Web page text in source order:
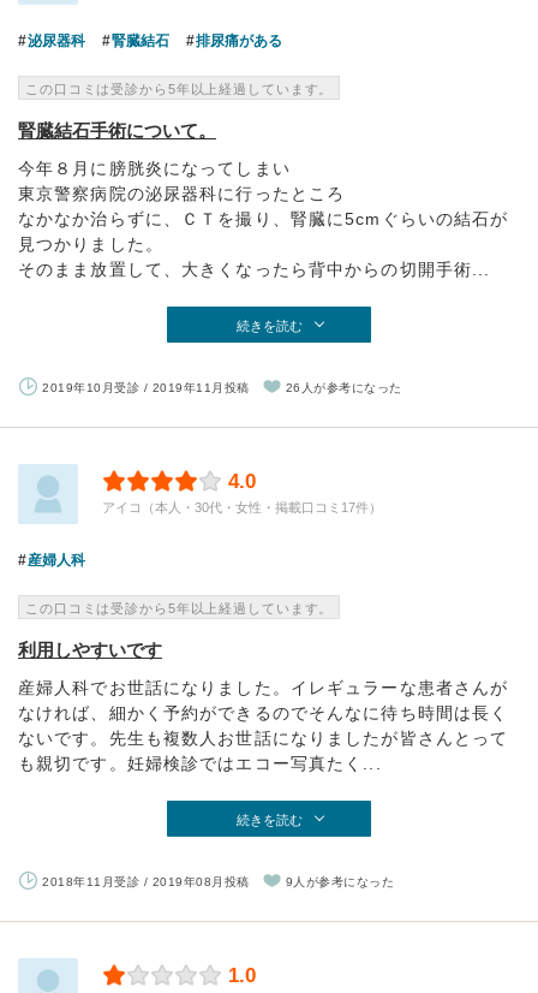
泌尿器科 腎臓結石 排尿痛がある
この口コミは受診から5年以上経過しています。
腎臓結石手術について。
今年８月に膀胱炎になってしまい
東京警察病院の泌尿器科に行ったところ
なかなか治らずに、ＣＴを撮り、腎臓に5cmぐらいの結石が
見つかりました。
そのまま放置して、大きくなったら背中からの切開手術...
続きを読む
2019年10月受診 / 2019年11月投稿 26人が参考になった
4.0
アイコ（本人・30代・女性・掲載口コミ17件）
産婦人科
この口コミは受診から5年以上経過しています。
利用しやすいです
産婦人科でお世話になりました。イレギュラーな患者さんが
なければ、細かく予約ができるのでそんなに待ち時間は長く
ないです。先生も複数人お世話になりましたが皆さんとって
も親切です。妊婦検診ではエコー写真たく...
続きを読む
2018年11月受診 / 2019年08月投稿 9人が参考になった
1.0